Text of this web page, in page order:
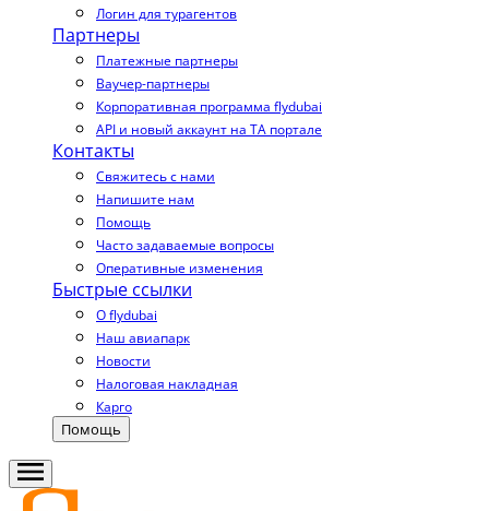
Логин для турагентов
Партнеры
Платежные партнеры
Ваучер-партнеры
Корпоративная программа flydubai
API и новый аккаунт на TA портале
Контакты
Свяжитесь с нами
Напишите нам
Помощь
Часто задаваемые вопросы
Оперативные изменения
Быстрые ссылки
О flydubai
Наш авиапарк
Новости
Налоговая накладная
Карго
Помощь